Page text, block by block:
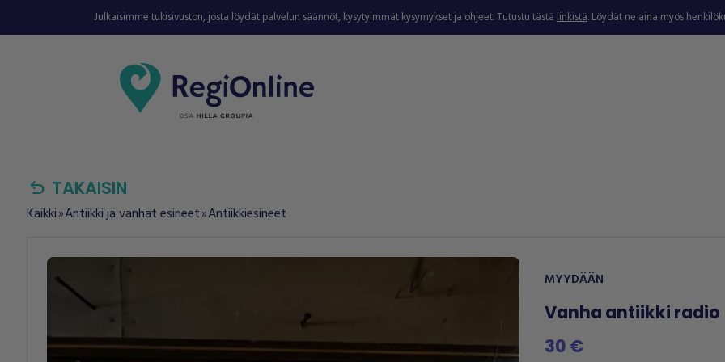
Julkaisimme tukisivuston, josta löydät palvelun säännöt, kysytyimmät kysymykset ja ohjeet. Tutustu tästälinkistä. Löydät ne aina myös
undo TAKAISIN
Kaikki double_arrowAntiikki ja vanhat esineet double_arrowAntiikkiesineet
MYYDÄÄN
Vanha antiikki radio
30 €